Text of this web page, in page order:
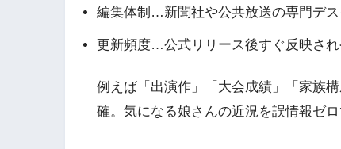
編集体制…新聞社や公共放送の専門デス
更新頻度…公式リリース後すぐ反映さ
例えば「出演作」「大会成績」「家族
確。気になる娘さんの近況を誤情報ゼロ